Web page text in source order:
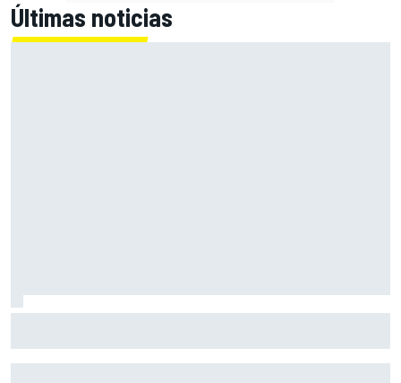
Últimas noticias